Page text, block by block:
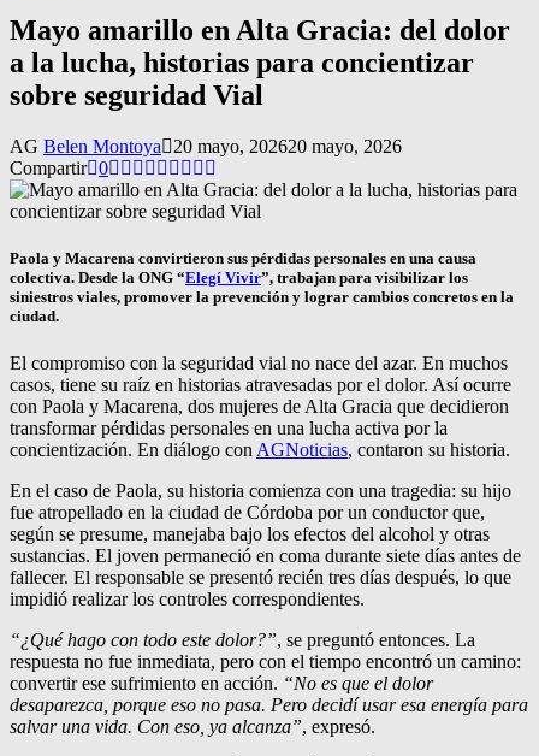
Mayo amarillo en Alta Gracia: del dolor
a la lucha, historias para concientizar
sobre seguridad Vial
AG Belen Montoya 20 mayo, 202620 mayo, 2026
Compartir 0
Paola y Macarena convirtieron sus pérdidas personales en una causa
colectiva. Desde la ONG “Elegí Vivir”, trabajan para visibilizar los
siniestros viales, promover la prevención y lograr cambios concretos en la
ciudad.
El compromiso con la seguridad vial no nace del azar. En muchos
casos, tiene su raíz en historias atravesadas por el dolor. Así ocurre
con Paola y Macarena, dos mujeres de Alta Gracia que decidieron
transformar pérdidas personales en una lucha activa por la
concientización. En diálogo con AGNoticias, contaron su historia.
En el caso de Paola, su historia comienza con una tragedia: su hijo
fue atropellado en la ciudad de Córdoba por un conductor que,
según se presume, manejaba bajo los efectos del alcohol y otras
sustancias. El joven permaneció en coma durante siete días antes de
fallecer. El responsable se presentó recién tres días después, lo que
impidió realizar los controles correspondientes.
“¿Qué hago con todo este dolor?”, se preguntó entonces. La
respuesta no fue inmediata, pero con el tiempo encontró un camino:
convertir ese sufrimiento en acción. “No es que el dolor
desaparezca, porque eso no pasa. Pero decidí usar esa energía para
salvar una vida. Con eso, ya alcanza”, expresó.